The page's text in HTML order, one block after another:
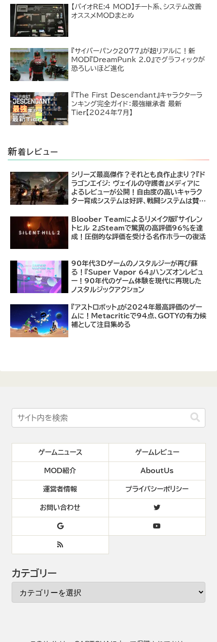
【バイオRE:4 MOD】チート系、システム改善
オススメMODまとめ
『サイバーパンク2077』が超リアルに！新
MOD『DreamPunk 2.0』でグラフィックが
恐ろしいほど進化
『The First Descendant』キャラクターラ
ンキング完全ガイド：最強継承者 最新
Tier【2024年7月】
新着レビュー
シリーズ最高傑作？それとも良作止まり？『ド
ラゴンエイジ: ヴェイルの守護者』メディアに
よるレビューが公開！自由度の高いキャラク
ター育成システムは好評、戦闘システムは賛否
Bloober Teamによるリメイク版『サイレン
トヒル 2』Steamで驚異の高評価96％を達
成！圧倒的な評価を受ける名作ホラーの復活
90年代3Dゲームのノスタルジーが再び蘇
る！『Super Vapor 64』ハンズオンレビュ
ー！90年代のゲーム体験を現代に再現した
ノスタルジックアクション
『アストロボット』が2024年最高評価のゲー
ムに！Metacriticで94点、GOTYの有力候
補として注目集める
ゲームニュース ゲームレビュー
MOD紹介 AboutUs
運営者情報 プライバシーポリシー
お問い合わせ
カテゴリー